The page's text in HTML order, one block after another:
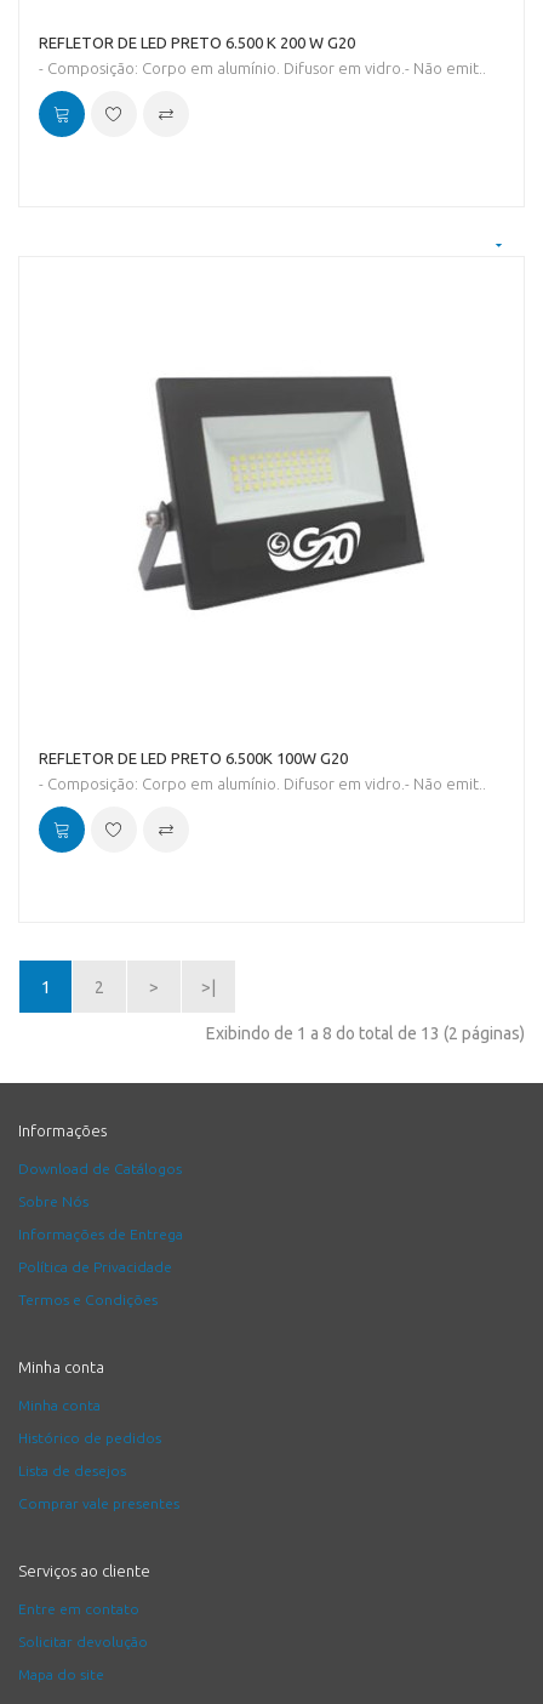
REFLETOR DE LED PRETO 6.500 K 200 W G20
- Composição: Corpo em alumínio. Difusor em vidro.- Não emit..
REFLETOR DE LED PRETO 6.500K 100W G20
- Composição: Corpo em alumínio. Difusor em vidro.- Não emit..
1 2 > >|
Exibindo de 1 a 8 do total de 13 (2 páginas)
Informações
Download de Catálogos
Sobre Nós
Informações de Entrega
Política de Privacidade
Termos e Condições
Minha conta
Minha conta
Histórico de pedidos
Lista de desejos
Comprar vale presentes
Serviços ao cliente
Entre em contato
Solicitar devolução
Mapa do site